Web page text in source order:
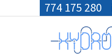
774 175 280